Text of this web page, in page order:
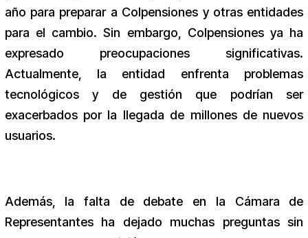
año para preparar a Colpensiones y otras entidades
para el cambio. Sin embargo, Colpensiones ya ha
expresado preocupaciones significativas.
Actualmente, la entidad enfrenta problemas
tecnológicos y de gestión que podrían ser
exacerbados por la llegada de millones de nuevos
usuarios.
Además, la falta de debate en la Cámara de
Representantes ha dejado muchas preguntas sin